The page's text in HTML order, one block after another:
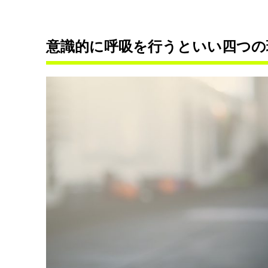
意識的に呼吸を行うといい四つ